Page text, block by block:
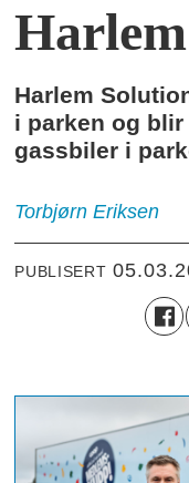
Harlem
Harlem
i parken og
gassbiler i
Torbjørn Eriksen
PUBLISERT